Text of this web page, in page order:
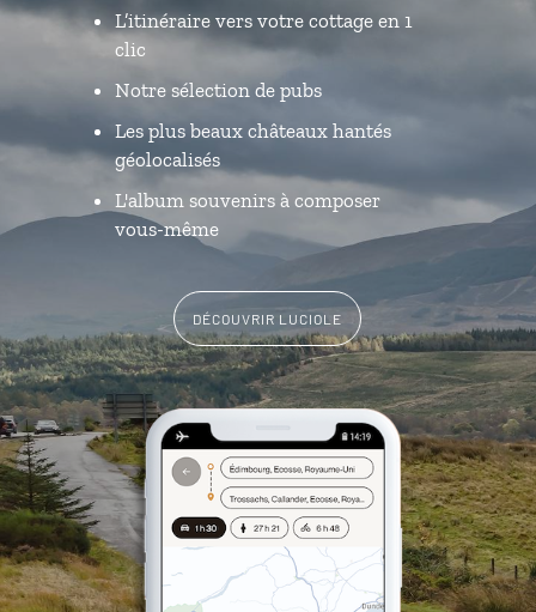
L’itinéraire vers votre cottage en 1
clic
Notre sélection de pubs
Les plus beaux châteaux hantés
géolocalisés
L'album souvenirs à composer
vous-même
DÉCOUVRIR LUCIOLE